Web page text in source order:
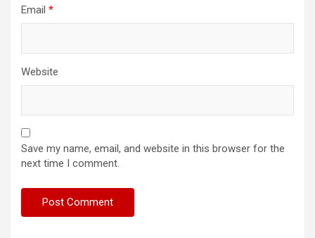
Email *
Website
Save my name, email, and website in this browser for the
next time I comment.